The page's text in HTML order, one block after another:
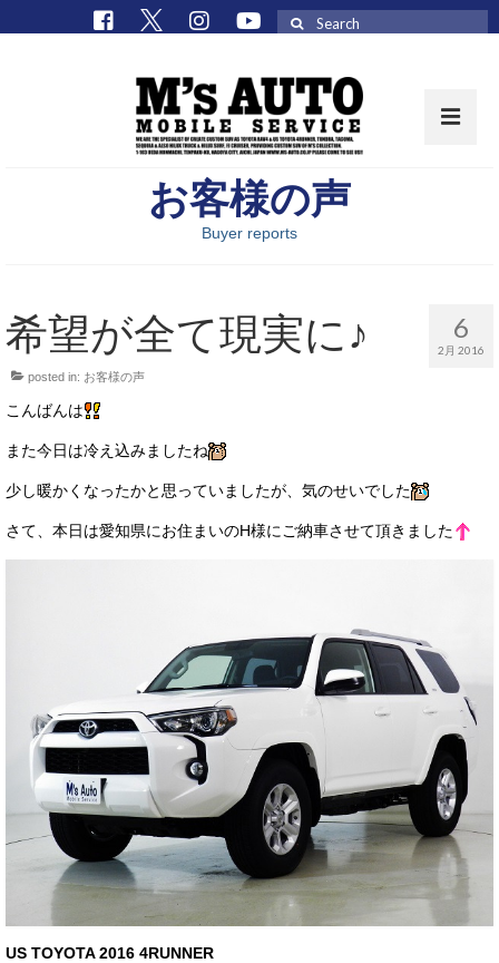
取扱車種一覧
M’sCollectionパーツ一覧
エムズオート
サービス・保証
トップメッセージ
スタッフ紹介
ブログ
イベント
ニュース
お客様の声
Buyer reports
6
2月 2016
希望が全て現実に♪
posted in: お客様の声
こんばんは
また今日は冷え込みましたね
少し暖かくなったかと思っていましたが、気のせいでした
さて、本日は愛知県にお住まいのH様にご納車させて頂きました
US TOYOTA 2016 4RUNNER